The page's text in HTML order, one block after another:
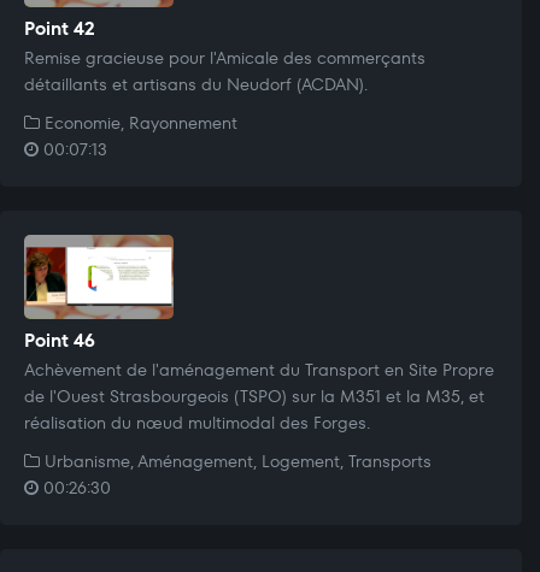
Point 42
Remise gracieuse pour l'Amicale des commerçants
détaillants et artisans du Neudorf (ACDAN).
Economie, Rayonnement
00:07:13
Point 46
Achèvement de l'aménagement du Transport en Site Propre
de l'Ouest Strasbourgeois (TSPO) sur la M351 et la M35, et
réalisation du nœud multimodal des Forges.
Urbanisme, Aménagement, Logement, Transports
00:26:30